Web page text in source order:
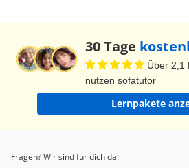
30 Tage
Über 2,1
nutzen sofatutor
Lernpakete
Fragen? Wir sind für dich da!